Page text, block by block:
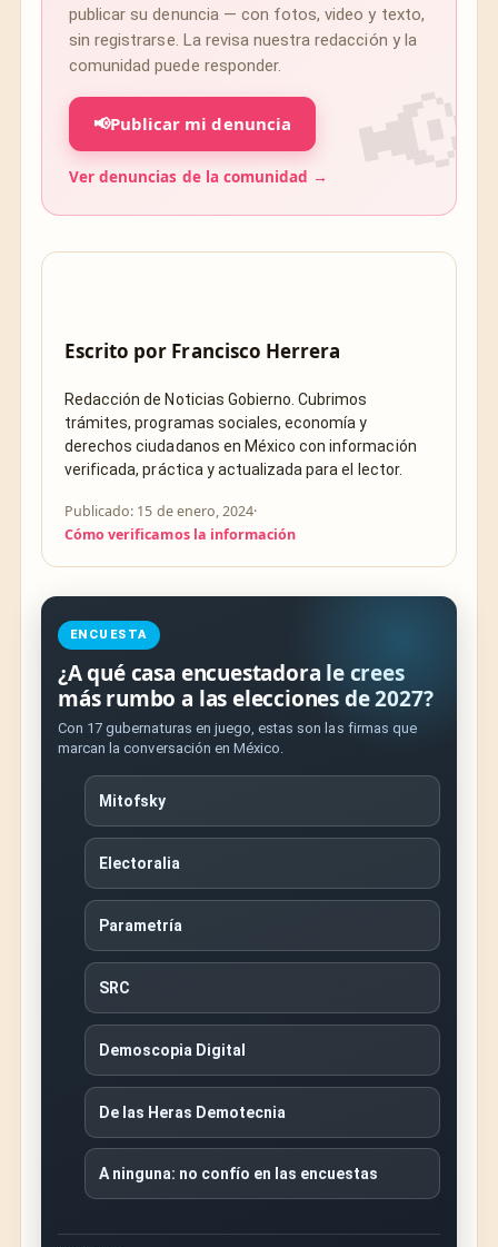
publicar su denuncia — con fotos, video y texto,
sin registrarse. La revisa nuestra redacción y la
comunidad puede responder.
📢Publicar mi denuncia
Ver denuncias de la comunidad →
Escrito por Francisco Herrera
Redacción de Noticias Gobierno. Cubrimos
trámites, programas sociales, economía y
derechos ciudadanos en México con información
verificada, práctica y actualizada para el lector.
Publicado: 15 de enero, 2024·
Cómo verificamos la información
ENCUESTA
¿A qué casa encuestadora le crees
más rumbo a las elecciones de 2027?
Con 17 gubernaturas en juego, estas son las firmas que
marcan la conversación en México.
Mitofsky
Electoralia
Parametría
SRC
Demoscopia Digital
De las Heras Demotecnia
A ninguna: no confío en las encuestas